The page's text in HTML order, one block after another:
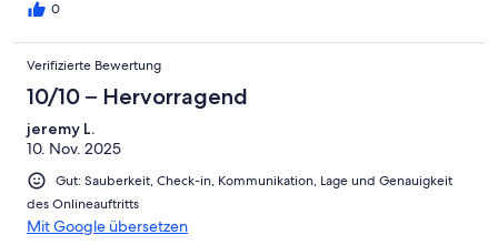
0
Verifizierte Bewertung
10/10 – Hervorragend
jeremy L.
10. Nov. 2025
Gut: Sauberkeit, Check-in, Kommunikation, Lage und Genauigkeit
des Onlineauftritts
Mit Google übersetzen